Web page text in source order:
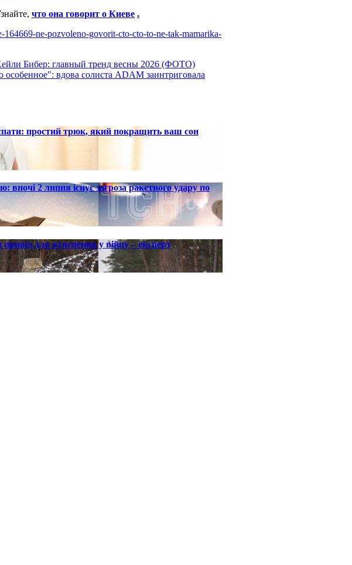
что она говорит о Киеве .
164669-ne-pozvoleno-govorit-cto-cto-to-ne-tak-mamarika-
Бибер: главный тренд весны 2026 (ФОТО)
вдова солиста ADAM заинтриговала
простий трюк, який покращить ваш сон
вночі 2 липня існує загроза ракетного удару по
для втягнення у війну – експерт